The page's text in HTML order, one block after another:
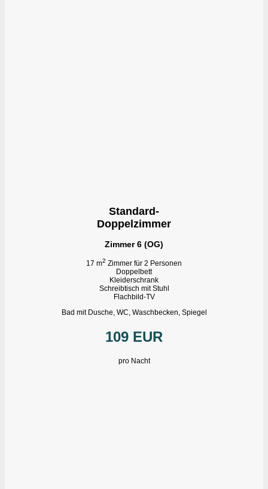
Standard-
Doppelzimmer
Zimmer 6 (OG)
17 m2 Zimmer für 2 Personen
Doppelbett
Kleiderschrank
Schreibtisch mit Stuhl
Flachbild-TV
Bad mit Dusche, WC, Waschbecken, Spiegel
109 EUR
pro Nacht